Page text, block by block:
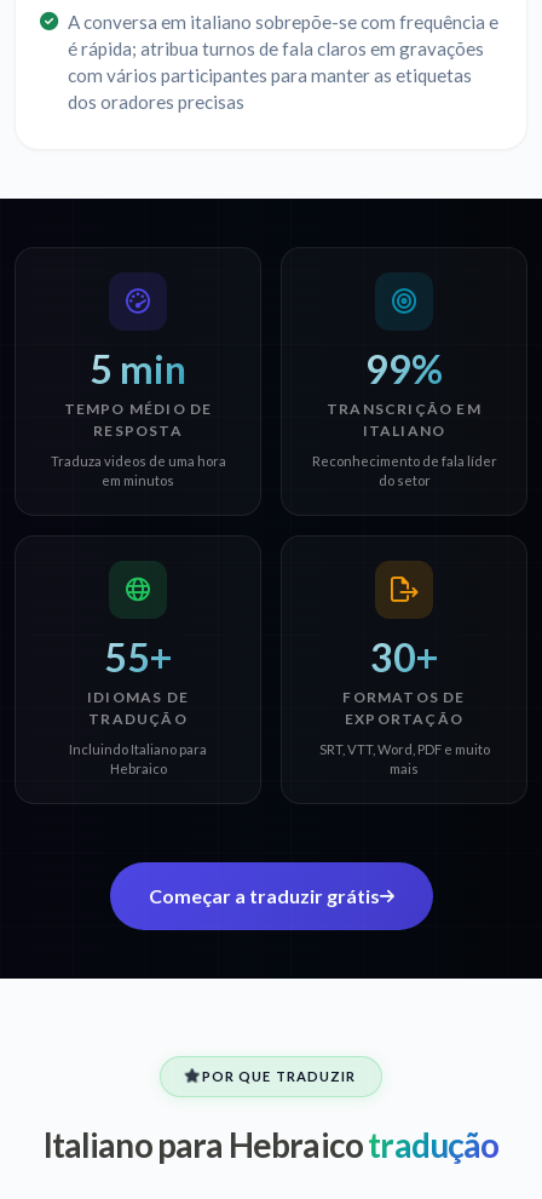
A conversa em italiano sobrepõe-se com frequência e
é rápida; atribua turnos de fala claros em gravações
com vários participantes para manter as etiquetas
dos oradores precisas
5 min
TEMPO MÉDIO DE
RESPOSTA
Traduza videos de uma hora
em minutos
99%
TRANSCRIÇÃO EM
ITALIANO
Reconhecimento de fala líder
do setor
55+
IDIOMAS DE
TRADUÇÃO
Incluindo Italiano para
Hebraico
30+
FORMATOS DE
EXPORTAÇÃO
SRT, VTT, Word, PDF e muito
mais
Começar a traduzir grátis
POR QUE TRADUZIR
Italiano para Hebraicotradução